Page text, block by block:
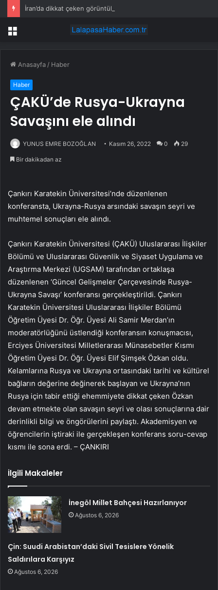
Menü
Anasayfa / Haber
Haber
ÇAKÜ’de Rusya-Ukrayna
Savaşını ele alındı
YUNUS EMRE BOZOĞLAN Kasım 26, 2022 0 29
Bir dakikadan az
Çankırı Karatekin Üniversitesi’nde düzenlenen
konferansta, Ukrayna-Rusya arsındaki savaşın seyri ve
muhtemel sonuçları ele alındı.
Çankırı Karatekin Üniversitesi (ÇAKÜ) Uluslararası İlişkiler
Bölümü ve Uluslararası Güvenlik ve Siyaset Uygulama ve
Araştırma Merkezi (UGSAM) tarafından ortaklaşa
düzenlenen ‘Güncel Gelişmeler Çerçevesinde Rusya-
Ukrayna Savaşı’ konferansı gerçekleştirildi. Çankırı
Karatekin Üniversitesi Uluslararası İlişkiler Bölümü
Öğretim Üyesi Dr. Öğr. Üyesi Ali Samir Merdan’ın
moderatörlüğünü üstlendiği konferansın konuşmacısı,
Erciyes Üniversitesi Milletlerarası Münasebetler Kısmı
Öğretim Üyesi Dr. Öğr. Üyesi Elif Şimşek Özkan oldu.
Kelamlarına Rusya ve Ukrayna ortasındaki tarihi ve kültürel
bağların değerine değinerek başlayan ve Ukrayna’nın
Rusya için tabir ettiği ehemmiyete dikkat çeken Özkan
devam etmekte olan savaşın seyri ve olası sonuçlarına dair
derinlikli bilgi ve öngörülerini paylaştı. Akademisyen ve
öğrencilerin iştiraki ile gerçekleşen konferans soru-cevap
kısmı ile sona erdi. – ÇANKIRI
İlgili Makaleler
İnegöl Millet Bahçesi Hazırlanıyor
Ağustos 6, 2026
Çin: Suudi Arabistan’daki Sivil Tesislere Yönelik
Saldırılara Karşıyız
Ağustos 6, 2026